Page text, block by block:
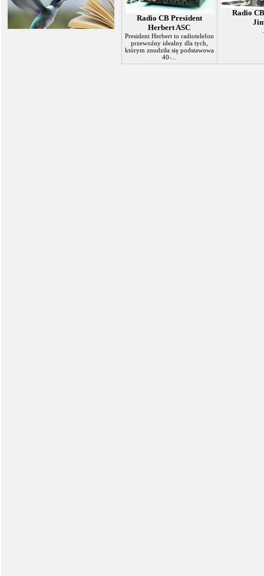
Radio CB President
Herbert ASC
President Herbert to radiotelefon
przewoźny idealny dla tych,
którym znudziła się podstawowa
40-...
Radio